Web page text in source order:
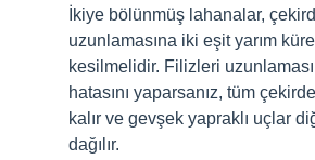
İkiye bölünmüş lahanalar,
uzunlamasına iki eşit yarım
kesilmelidir. Filizleri
hatasını yaparsanız, tüm
kalır ve gevşek yapraklı uçlar
dağılır.